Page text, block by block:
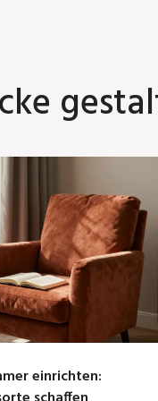
einrichten: